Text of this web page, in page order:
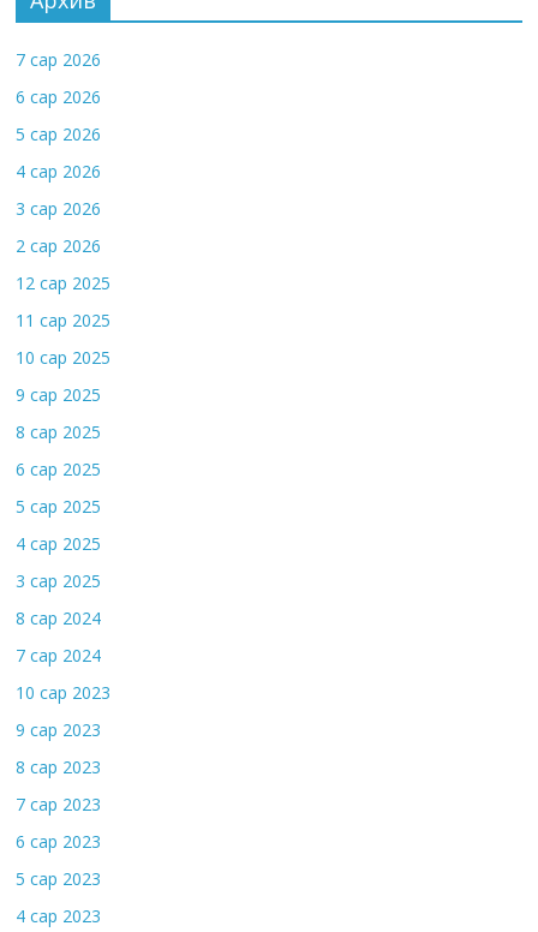
7 сар 2026
6 сар 2026
5 сар 2026
4 сар 2026
3 сар 2026
2 сар 2026
12 сар 2025
11 сар 2025
10 сар 2025
9 сар 2025
8 сар 2025
6 сар 2025
5 сар 2025
4 сар 2025
3 сар 2025
8 сар 2024
7 сар 2024
10 сар 2023
9 сар 2023
8 сар 2023
7 сар 2023
6 сар 2023
5 сар 2023
4 сар 2023